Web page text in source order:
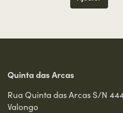
Quinta das Arcas
Rua Quinta das Arcas S/N
Valongo